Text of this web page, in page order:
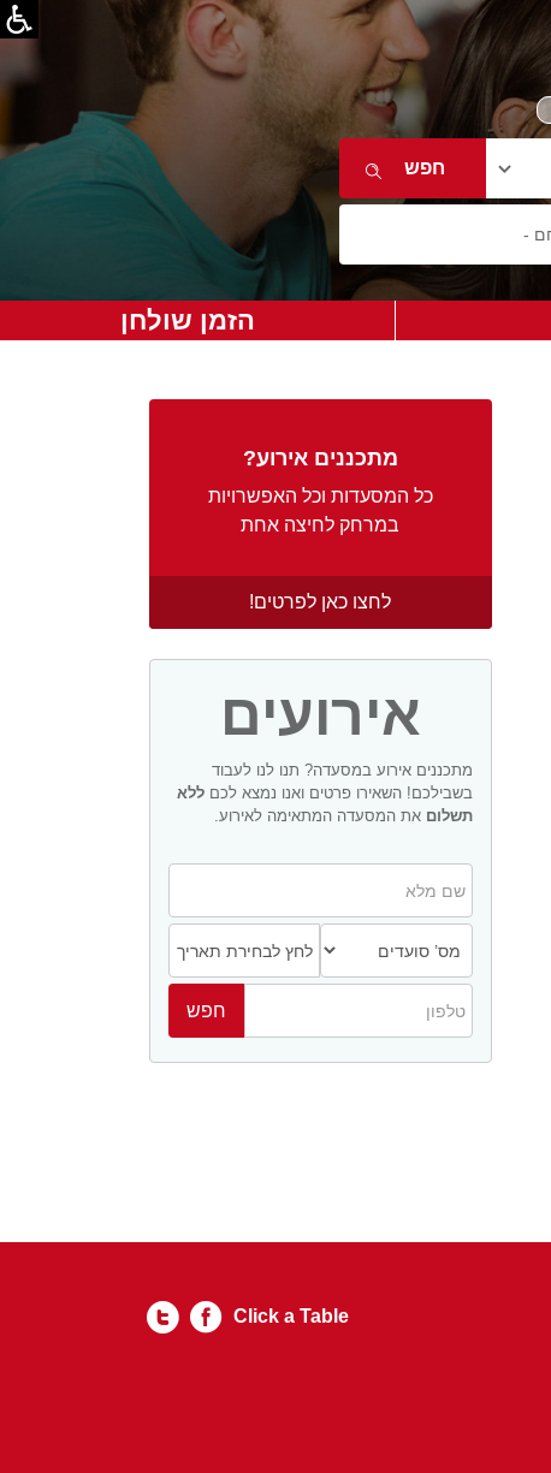
הזמן שולחן
מתכננים אירוע?
כל המסעדות וכל האפשרויות
במרחק לחיצה אחת
לחצו כאן לפרטים!
אירועים
מתכננים אירוע במסעדה? תנו לנו לעבוד
בשבילכם! השאירו פרטים ואנו נמצא לכם ללא
תשלום את המסעדה המתאימה לאירוע.
Click a Table